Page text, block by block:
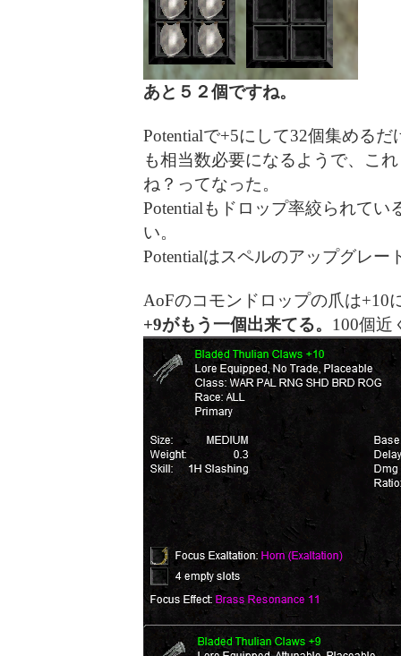
あと５２個ですね。
Potentialで+5にして32個集める
も相当数必要になるようで、こ
ね？ってなった。
Potentialもドロップ率絞られて
い。
Potentialはスペルのアップグレ
AoFのコモンドロップの爪は+10
+9がもう一個出来てる。 100個近